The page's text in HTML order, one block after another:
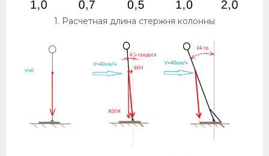
1. Расчетная длина стержня колонны
Баскетбол
Велогонки
Конькобежный спорт
Интерьеры квартир